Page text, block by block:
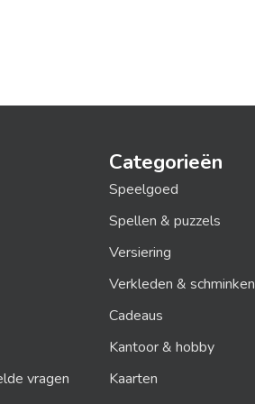
vragen
Categorieën
Speelgoed
Spellen & puzzels
Versiering
Verkleden & schminken
Cadeaus
Kantoor & hobby
Kaarten